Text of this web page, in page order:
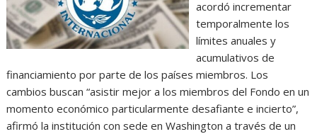
acordó incrementar
temporalmente los
límites anuales y
acumulativos de
financiamiento por parte de los países miembros. Los
cambios buscan “asistir mejor a los miembros del Fondo en un
momento económico particularmente desafiante e incierto”,
afirmó la institución con sede en Washington a través de un